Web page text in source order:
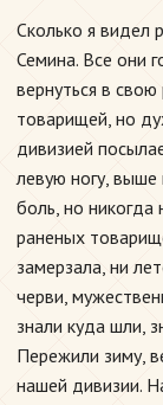
Сколько я видел
Семина. Все они
вернуться в
товарищей, но
дивизией
левую ногу, выше
боль, но
раненых
замерзала, ни
черви,
знали куда шли,
Пережили зиму,
нашей дивизии.